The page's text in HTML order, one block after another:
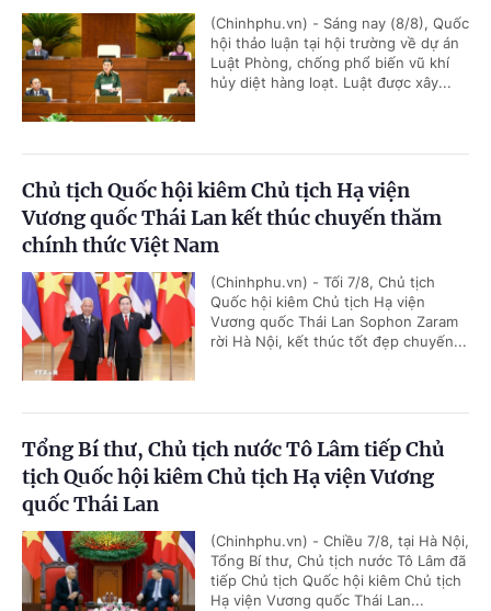
(Chinhphu.vn) - Sáng nay (8/8), Quốc
hội thảo luận tại hội trường về dự án
Luật Phòng, chống phổ biến vũ khí
hủy diệt hàng loạt. Luật được xây...
Chủ tịch Quốc hội kiêm Chủ tịch Hạ viện
Vương quốc Thái Lan kết thúc chuyến thăm
chính thức Việt Nam
(Chinhphu.vn) - Tối 7/8, Chủ tịch
Quốc hội kiêm Chủ tịch Hạ viện
Vương quốc Thái Lan Sophon Zaram
rời Hà Nội, kết thúc tốt đẹp chuyến...
Tổng Bí thư, Chủ tịch nước Tô Lâm tiếp Chủ
tịch Quốc hội kiêm Chủ tịch Hạ viện Vương
quốc Thái Lan
(Chinhphu.vn) - Chiều 7/8, tại Hà Nội,
Tổng Bí thư, Chủ tịch nước Tô Lâm đã
tiếp Chủ tịch Quốc hội kiêm Chủ tịch
Hạ viện Vương quốc Thái Lan...